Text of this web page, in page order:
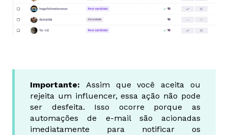
Importante: Assim que você aceita ou
rejeita um influencer, essa ação não pode
ser desfeita. Isso ocorre porque as
automações de e-mail são acionadas
imediatamente para notificar os